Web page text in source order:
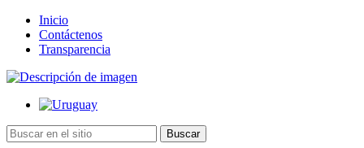
Inicio
Contáctenos
Transparencia